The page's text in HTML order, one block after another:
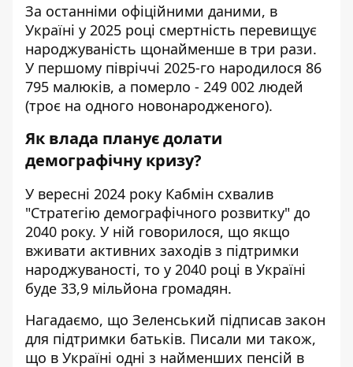
За останніми офіційними даними, в
Україні у 2025 році смертність перевищує
народжуваність щонайменше в три рази.
У першому півріччі 2025-го народилося 86
795 малюків, а померло - 249 002 людей
(троє на одного новонародженого).
Як влада планує долати
демографічну кризу?
У вересні 2024 року Кабмін схвалив
"Стратегію демографічного розвитку" до
2040 року. У ній говорилося, що якщо
вживати активних заходів з підтримки
народжуваності, то у 2040 році в Україні
буде 33,9 мільйона громадян.
Нагадаємо, що Зеленський підписав закон
для підтримки батьків. Писали ми також,
що в Україні одні з найменших пенсій в